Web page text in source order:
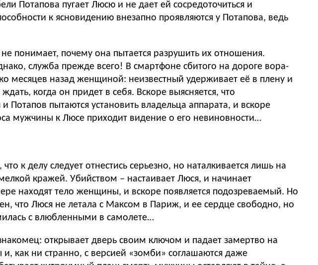
Потапова пугает Люсю и не дает ей сосредоточиться и
к ясновидению внезапно проявляются у Потапова, ведь
понимает, почему она пытается разрушить их отношения.
служба прежде всего! В смартфоне сбитого на дороге вора-
назад женщиной: неизвестный удерживает её в плену и
когда он придет в себя. Вскоре выясняется, что
пытаются установить владельца аппарата, и вскоре
мужчины к Люсе приходит видение о его невиновности…
к делу следует отнестись серьезно, но наталкивается лишь на
кражей. Убийством – настаивает Люся, и начинает
находят тело женщины, и вскоре появляется подозреваемый. Но
что Люся не летала с Максом в Париж, и ее сердце свободно, но
с влюбленными в самолете…
открывает дверь своим ключом и падает замертво на
как ни странно, с версией «зомби» соглашаются даже